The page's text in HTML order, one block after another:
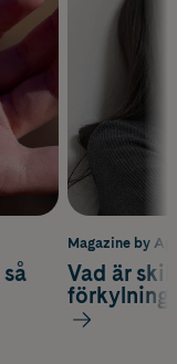
Magazine by
Vad är
förkylning